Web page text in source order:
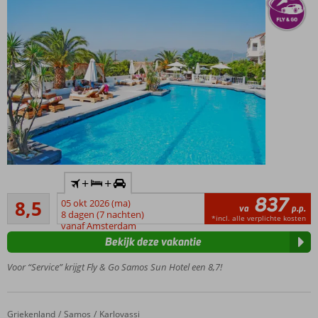
Plons in
het
grootste
Samos!
Uitstekende
8,5
Aanrader
766
beoordelingen
+ +
05 okt 2026 (ma)
8 dagen (7 nachten)
vanaf Amsterdam
va 837 p.p.
*incl. alle verplichte kosten
Voor “Service” krijgt Fly & Go Samos Sun Hotel een 8,7!
Bekijk deze vakantie
Home
Griekenland Samos Karlovassi
Fly & Go Samian Mare Hotel Suites & Spa